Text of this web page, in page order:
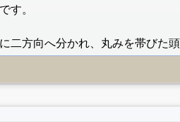
す。
二方向へ分かれ、丸みを帯びた